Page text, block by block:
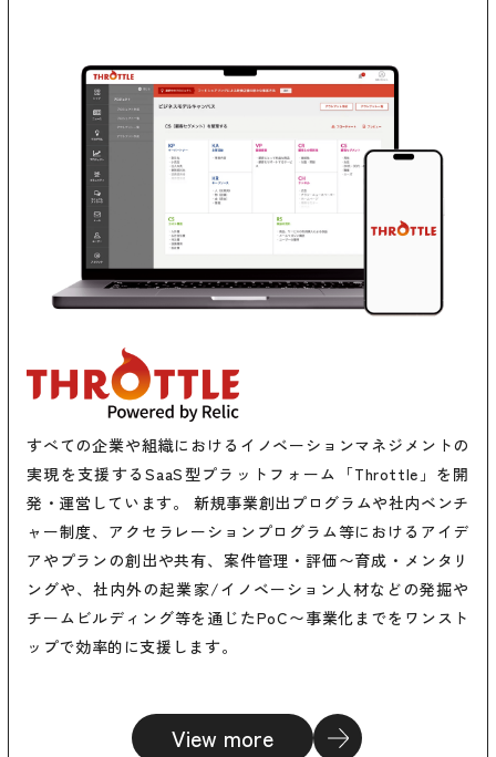
すべての企業や組織におけるイノベーションマネジメントの
実現を支援するSaaS型プラットフォーム「Throttle」を開
発・運営しています。 新規事業創出プログラムや社内ベンチ
ャー制度、アクセラレーションプログラム等におけるアイデ
アやプランの創出や共有、案件管理・評価〜育成・メンタリ
ングや、社内外の起業家/イノベーション人材などの発掘や
チームビルディング等を通じたPoC〜事業化までをワンスト
ップで効率的に支援します。
View more